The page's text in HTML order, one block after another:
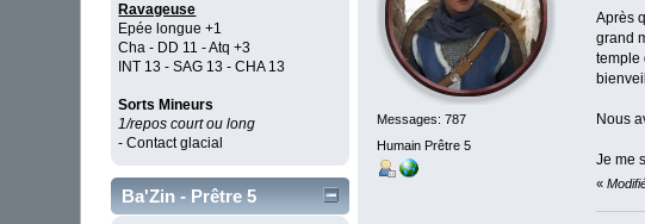
Ravageuse
Epée longue +1
Cha - DD 11 - Atq +3
INT 13 - SAG 13 - CHA 13
Sorts Mineurs
1/repos court ou long
- Contact glacial
Ba'Zin - Prêtre 5
Messages: 787
Humain Prêtre 5
Après
grand
temple
Nous
Je me
«